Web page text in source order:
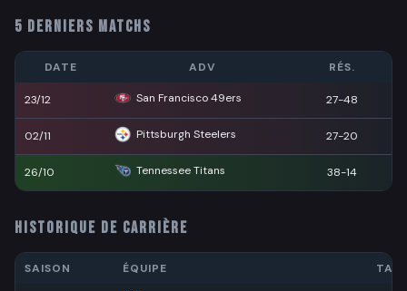
5 DERNIERS MATCHS
DATE ADV RÉS.
23/12 San Francisco 49ers 27-48
02/11 Pittsburgh Steelers 27-20
26/10 Tennessee Titans 38-14
HISTORIQUE DE CARRIÈRE
SAISON ÉQUIPE